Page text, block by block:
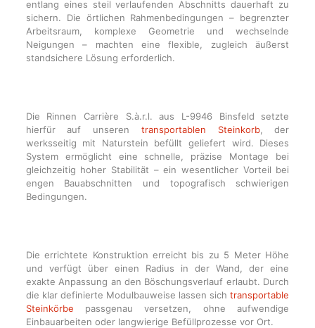
entlang eines steil verlaufenden Abschnitts dauerhaft zu
sichern. Die örtlichen Rahmenbedingungen – begrenzter
Arbeitsraum, komplexe Geometrie und wechselnde
Neigungen – machten eine flexible, zugleich äußerst
standsichere Lösung erforderlich.
Die Rinnen Carrière S.à.r.l. aus L-9946 Binsfeld setzte
hierfür auf unseren transportablen Steinkorb, der
werksseitig mit Naturstein befüllt geliefert wird. Dieses
System ermöglicht eine schnelle, präzise Montage bei
gleichzeitig hoher Stabilität – ein wesentlicher Vorteil bei
engen Bauabschnitten und topografisch schwierigen
Bedingungen.
Die errichtete Konstruktion erreicht bis zu 5 Meter Höhe
und verfügt über einen Radius in der Wand, der eine
exakte Anpassung an den Böschungsverlauf erlaubt. Durch
die klar definierte Modulbauweise lassen sichtransportable
Steinkörbe passgenau versetzen, ohne aufwendige
Einbauarbeiten oder langwierige Befüllprozesse vor Ort.